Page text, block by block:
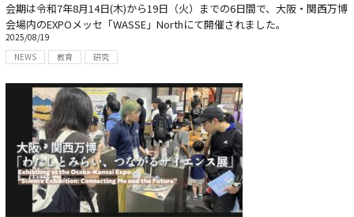
会期は令和7年8月14日(木)から19日（火）までの6日間で、大阪・関西万博
会場内のEXPOメッセ「WASSE」Northにて開催されました。
2025/08/19
NEWS
教育 研究